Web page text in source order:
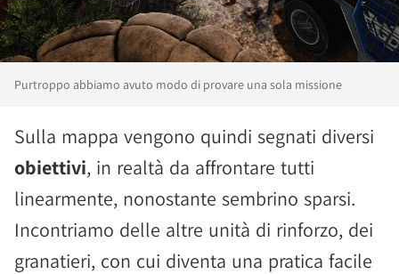
Purtroppo abbiamo avuto modo di provare una sola missione
Sulla mappa vengono quindi segnati diversi
obiettivi, in realtà da affrontare tutti
linearmente, nonostante sembrino sparsi.
Incontriamo delle altre unità di rinforzo, dei
granatieri, con cui diventa una pratica facile